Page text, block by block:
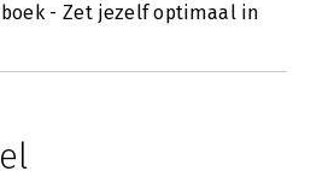
- Zet jezelf optimaal in